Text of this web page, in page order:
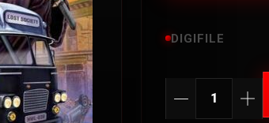
DIGIFILE